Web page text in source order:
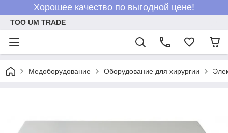
Хорошее качество по выгодной цене!
ТОО UM TRADE
Медоборудование Оборудование для хирургии